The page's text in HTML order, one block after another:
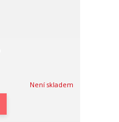
Není skladem